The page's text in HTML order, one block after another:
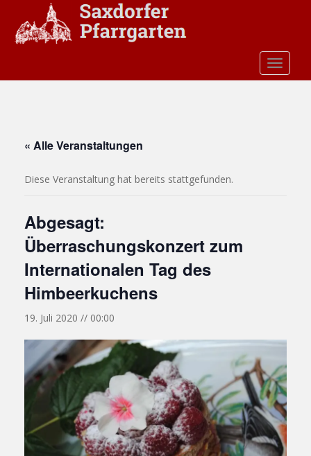
« Alle Veranstaltungen
Diese Veranstaltung hat bereits stattgefunden.
Abgesagt:
Überraschungskonzert zum
Internationalen Tag des
Himbeerkuchens
19. Juli 2020 // 00:00